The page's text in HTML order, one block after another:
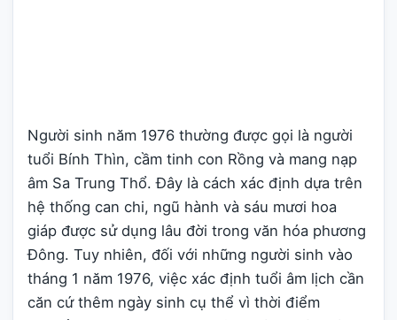
Người sinh năm 1976 thường được gọi là người
tuổi Bính Thìn, cầm tinh con Rồng và mang nạp
âm Sa Trung Thổ. Đây là cách xác định dựa trên
hệ thống can chi, ngũ hành và sáu mươi hoa
giáp được sử dụng lâu đời trong văn hóa phương
Đông. Tuy nhiên, đối với những người sinh vào
tháng 1 năm 1976, việc xác định tuổi âm lịch cần
căn cứ thêm ngày sinh cụ thể vì thời điểm